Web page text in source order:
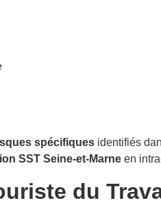
spécifiques identifiés
SST Seine-et-Marne en
du